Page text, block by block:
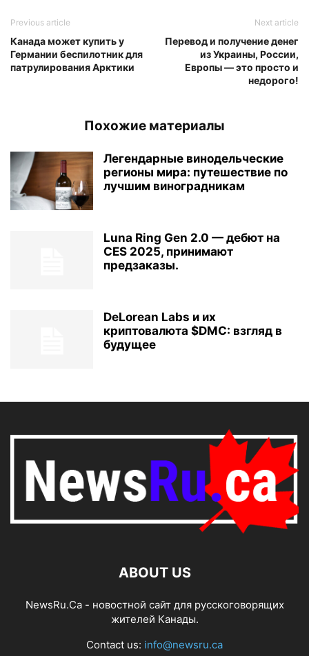
Previous article
Канада может купить у
Германии беспилотник для
патрулирования Арктики
Next article
Перевод и получение денег
из Украины, России,
Европы — это просто и
недорого!
Похожие материалы
Легендарные винодельческие
регионы мира: путешествие по
лучшим виноградникам
Luna Ring Gen 2.0 — дебют на
CES 2025, принимают
предзаказы.
DeLorean Labs и их
криптовалюта $DMC: взгляд в
будущее
ABOUT US
NewsRu.Ca - новостной сайт для русскоговорящих
жителей Канады.
Contact us: info@newsru.ca